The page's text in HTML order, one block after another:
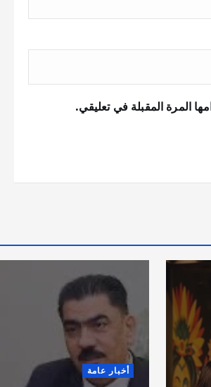
المرة المقبلة في تعليقي.
أخبار عامة